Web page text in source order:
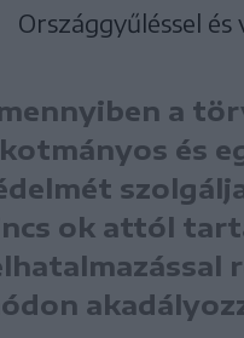
Országgyűléssel
a
és
ok attól